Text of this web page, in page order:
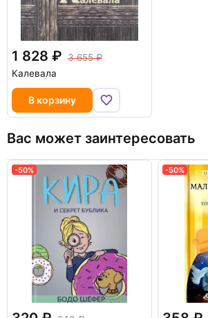
1 828
3 655
Калевала
В корзину
Вас может заинтересовать
-50% -50%